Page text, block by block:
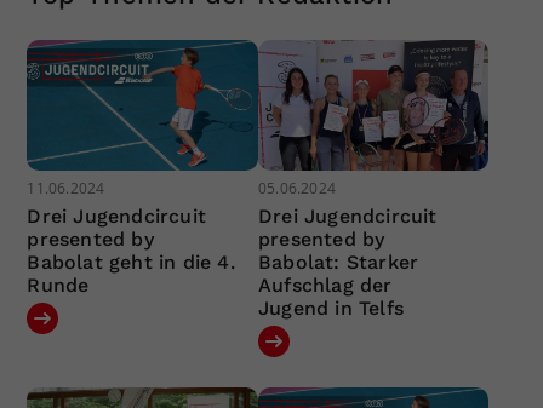
11.06.2024
Drei Jugendcircuit
presented by
Babolat geht in die 4.
Runde
05.06.2024
Drei Jugendcircuit
presented by
Babolat: Starker
Aufschlag der
Jugend in Telfs